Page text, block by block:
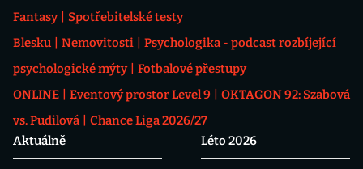
Fantasy
Spotřebitelské testy
Blesku
Nemovitosti
Psychologika - podcast rozbíjející
psychologické mýty
Fotbalové přestupy
ONLINE
Eventový prostor Level 9
OKTAGON 92: Szabová
vs. Pudilová
Chance Liga 2026/27
Aktuálně
Léto 2026